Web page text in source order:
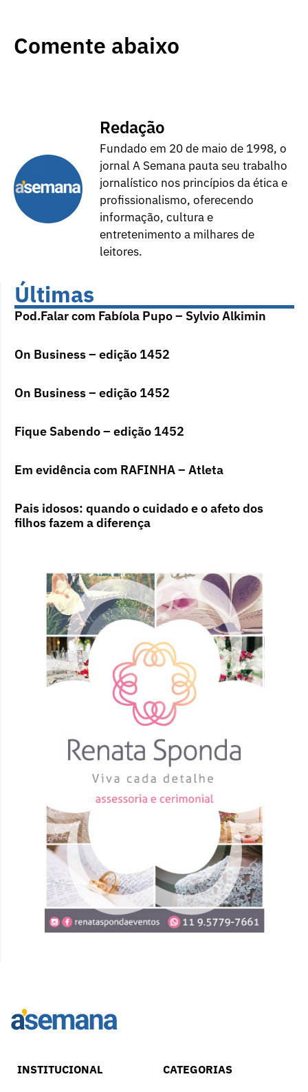
Comente abaixo
Redação
Fundado em 20 de maio de 1998, o
jornal A Semana pauta seu trabalho
jornalístico nos princípios da ética e
profissionalismo, oferecendo
informação, cultura e
entretenimento a milhares de
leitores.
Últimas
Pod.Falar com Fabíola Pupo – Sylvio Alkimin
On Business – edição 1452
On Business – edição 1452
Fique Sabendo – edição 1452
Em evidência com RAFINHA – Atleta
Pais idosos: quando o cuidado e o afeto dos
filhos fazem a diferença
INSTITUCIONAL CATEGORIAS